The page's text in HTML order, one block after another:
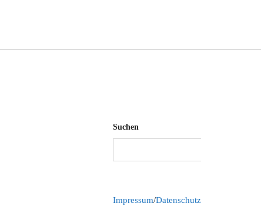
Suchen
Impressum/Datenschutz